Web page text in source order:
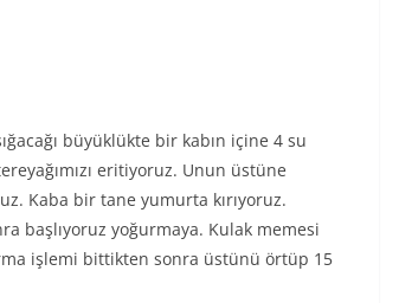
büyüklükte bir kabın içine 4 su
eritiyoruz. Unun üstüne
Kaba bir tane yumurta kırıyoruz.
başlıyoruz yoğurmaya. Kulak memesi
işlemi bittikten sonra üstünü örtüp 15